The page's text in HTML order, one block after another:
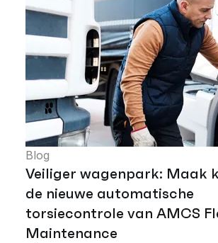
Blog
Veiliger wagenpark: Maak
de nieuwe automatische
torsiecontrole van AMCS
Maintenance